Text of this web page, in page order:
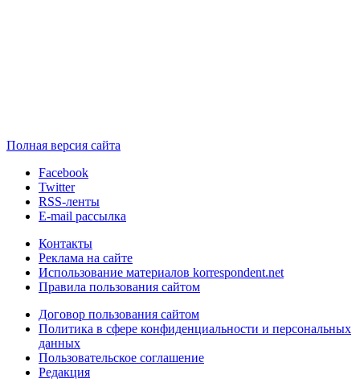
Полная версия сайта
Facebook
Twitter
RSS-ленты
E-mail рассылка
Контакты
Реклама на сайте
Использование материалов korrespondent.net
Правила пользования сайтом
Договор пользования сайтом
Политика в сфере конфиденциальности и персональных
данных
Пользовательское соглашение
Редакция